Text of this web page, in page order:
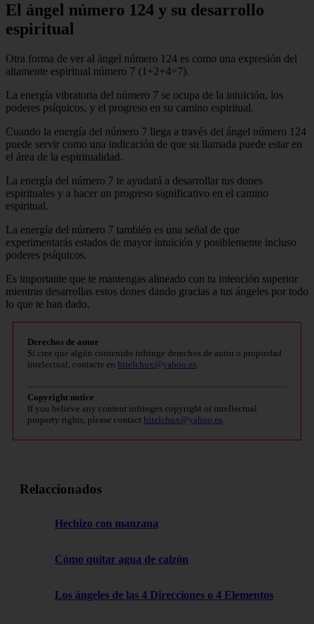
El ángel número 124 y su desarrollo
espiritual
Otra forma de ver al ángel número 124 es como una expresión del
altamente espiritual número 7 (1+2+4=7).
La energía vibratoria del número 7 se ocupa de la intuición, los
poderes psíquicos, y el progreso en su camino espiritual.
Cuando la energía del número 7 llega a través del ángel número 124
puede servir como una indicación de que su llamada puede estar en
el área de la espiritualidad.
La energía del número 7 te ayudará a desarrollar tus dones
espirituales y a hacer un progreso significativo en el camino
espiritual.
La energía del número 7 también es una señal de que
experimentarás estados de mayor intuición y posiblemente incluso
poderes psíquicos.
Es importante que te mantengas alineado con tu intención superior
mientras desarrollas estos dones dando gracias a tus ángeles por todo
lo que te han dado.
Derechos de autor
Si cree que algún contenido infringe derechos de autor o propiedad
intelectual, contacte en bitelchux@yahoo.es.
Copyright notice
If you believe any content infringes copyright or intellectual
property rights, please contact bitelchux@yahoo.es.
Relaccionados
Hechizo con manzana
Cómo quitar agua de calzón
Los ángeles de las 4 Direcciones o 4 Elementos